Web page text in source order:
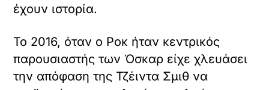
έχουν ιστορία.
Το 2016, όταν ο Ροκ ήταν κεντρικός
παρουσιαστής των Όσκαρ είχε χλευάσει
την απόφαση της Τζέιντα Σμιθ να